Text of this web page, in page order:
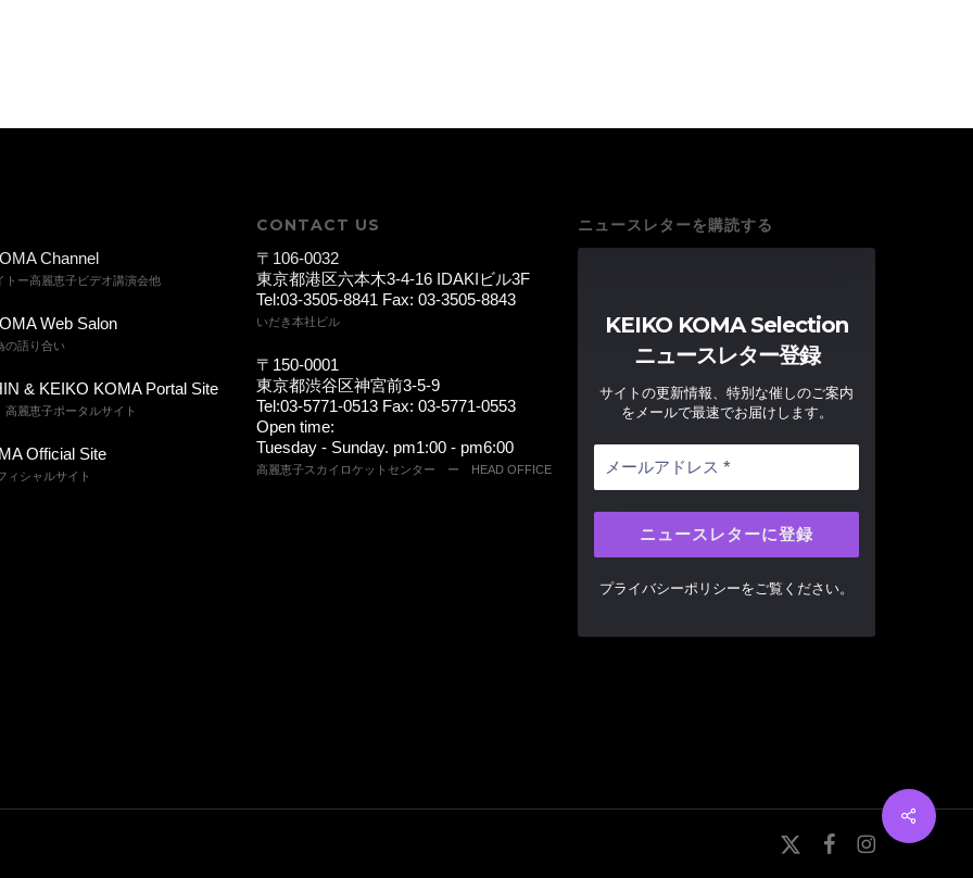
Share
Channel
トー高麗恵子ビデオ講演会他
Web Salon
の語り合い
& KEIKO KOMA Portal Site
高麗恵子ポータルサイト
Official Site
ィシャルサイト
CONTACT US
〒106-0032
東京都港区六本木3-4-16 IDAKIビル3F
Tel:03-3505-8841 Fax: 03-3505-8843
いだき本社ビル
〒150-0001
東京都渋谷区神宮前3-5-9
Tel:03-5771-0513 Fax: 03-5771-0553
Open time:
Tuesday - Sunday. pm1:00 - pm6:00
高麗恵子スカイロケットセンター ー HEAD OFFICE
ニュースレターを購読する
KEIKO KOMA Selection
ニュースレター登録
サイトの更新情報、特別な催しのご案内
をメールで最速でお届けします。
プライバシーポリシーをご覧ください。
x-
facebookinstagram